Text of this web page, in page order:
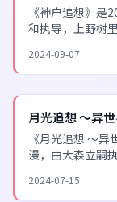
《神户追想》是
和执导，上野树
2024-09-07
月光追想 ～异
《月光追想 ～
漫，由大森立嗣
2024-07-15